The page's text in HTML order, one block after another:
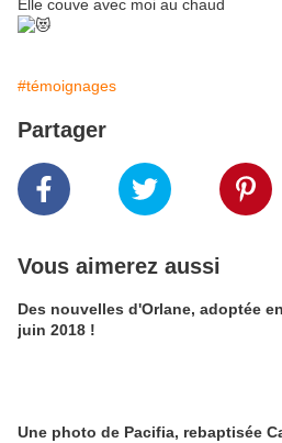
Elle couve avec moi au chaud
#témoignages
Partager
Vous aimerez aussi
Des nouvelles d'Orlane, adoptée en
juin 2018 !
Une photo de Pacifia, rebaptisée